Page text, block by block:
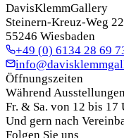
DavisKlemmGallery
Steinern-Kreuz-Weg 22
55246 Wiesbaden
+49 (0) 6134 28 69
Öffnungszeiten
Während
Fr. & Sa. von 12 bis 17
Und gern nach
Folgen Sie uns